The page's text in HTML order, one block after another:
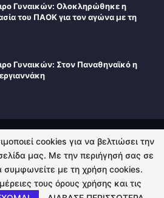
Γυναικών: Ολοκληρώθηκε η
του ΠΑΟΚ για τον αγώνα με τη
Γυναικών: Στον Παναθηναϊκό η
ΕΠΙΚΟΙΝΩΝΙΑ
All Rights Reserved.
cookies για να βελτιώσει την
μας. Με την περιήγησή σας σε
συμφωνείτε με τη χρήση cookies.
τους όρους χρήσης και τις